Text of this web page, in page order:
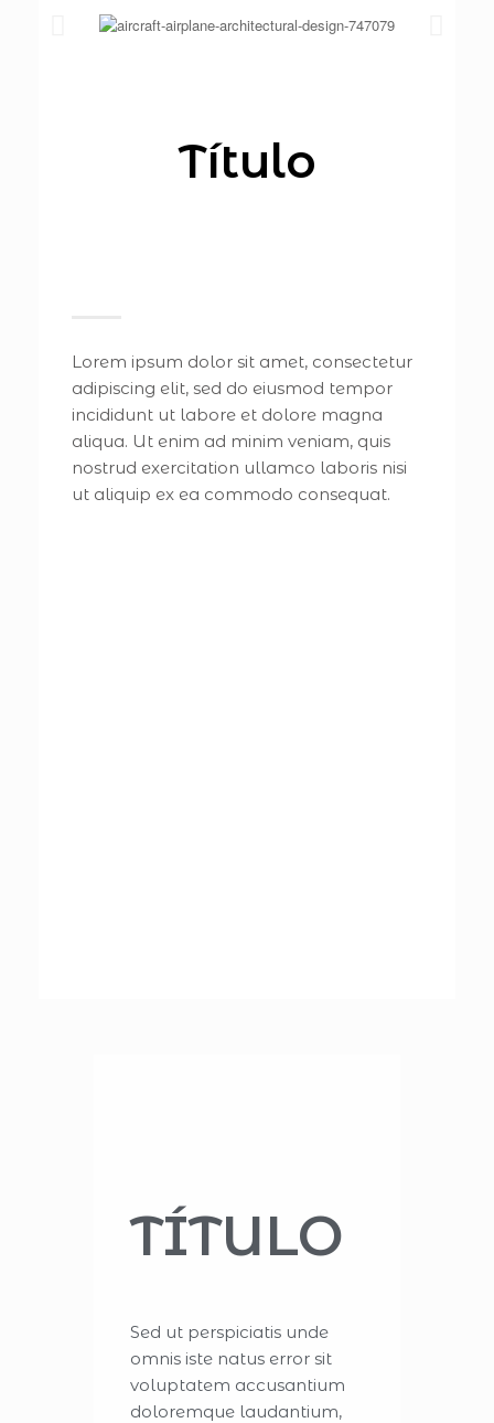
Título
Lorem ipsum dolor sit amet, consectetur
adipiscing elit, sed do eiusmod tempor
incididunt ut labore et dolore magna
aliqua. Ut enim ad minim veniam, quis
nostrud exercitation ullamco laboris nisi
ut aliquip ex ea commodo consequat.
TÍTULO
Sed ut perspiciatis unde
omnis iste natus error sit
voluptatem accusantium
doloremque laudantium,